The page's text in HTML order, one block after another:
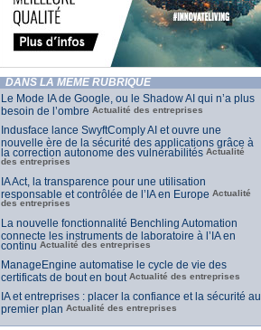
DANS LA MÊME RUBRIQUE
Le Mode IA de Google, ou le Shadow AI qui n’a plus
besoin de l’ombre Actualité des entreprises
Indusface lance SwyftComply AI et ouvre une
nouvelle ère de la sécurité des applications grâce à
la correction autonome des vulnérabilités Actualité
des entreprises
IA Act, la transparence pour une utilisation
responsable et contrôlée de l’IA en Europe Actualité
des entreprises
La nouvelle fonctionnalité Benchling Automation
connecte les instruments de laboratoire à l’IA en
continu Actualité des entreprises
ManageEngine automatise le cycle de vie des
certificats de bout en bout Actualité des entreprises
IA et entreprises : placer la confiance et la sécurité au
premier plan Actualité des entreprises